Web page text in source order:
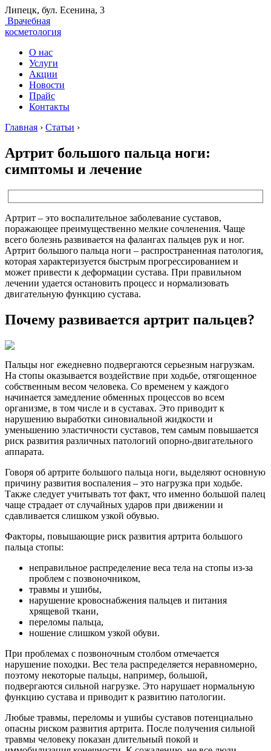
Липецк, бул. Есенина, 3
Врачебная
косметология
О нас
Услуги
Акции
Новости
Прайс
Контакты
Главная › Статьи ›
Артрит большого пальца ноги:
симптомы и лечение
Артрит – это воспалительное заболевание суставов,
поражающее преимущественно мелкие сочленения. Чаще
всего болезнь развивается на фалангах пальцев рук и ног.
Артрит большого пальца ноги – распространенная патология,
которая характеризуется быстрым прогрессированием и
может привести к деформации сустава. При правильном
лечении удается остановить процесс и нормализовать
двигательную функцию сустава.
Почему развивается артрит пальцев?
Пальцы ног ежедневно подвергаются серьезным нагрузкам.
На стопы оказывается воздействие при ходьбе, отягощенное
собственным весом человека. Со временем у каждого
начинается замедление обменных процессов во всем
организме, в том числе и в суставах. Это приводит к
нарушению выработки синовиальной жидкости и
уменьшению эластичности суставов, тем самым повышается
риск развития различных патологий опорно-двигательного
аппарата.
Говоря об артрите большого пальца ноги, выделяют основную
причину развития воспаления – это нагрузка при ходьбе.
Также следует учитывать тот факт, что именно большой палец
чаще страдает от случайных ударов при движении и
сдавливается слишком узкой обувью.
Факторы, повышающие риск развития артрита большого
пальца стопы:
неправильное распределение веса тела на стопы из-за
проблем с позвоночником,
травмы и ушибы,
нарушение кровоснабжения пальцев и питания
хрящевой ткани,
переломы пальца,
ношение слишком узкой обуви.
При проблемах с позвоночным столбом отмечается
нарушение походки. Вес тела распределяется неравномерно,
поэтому некоторые пальцы, например, большой,
подвергаются сильной нагрузке. Это нарушает нормальную
функцию сустава и приводит к развитию патологии.
Любые травмы, переломы и ушибы суставов потенциально
опасны риском развития артрита. После получения сильной
травмы человеку показан длительный покой и